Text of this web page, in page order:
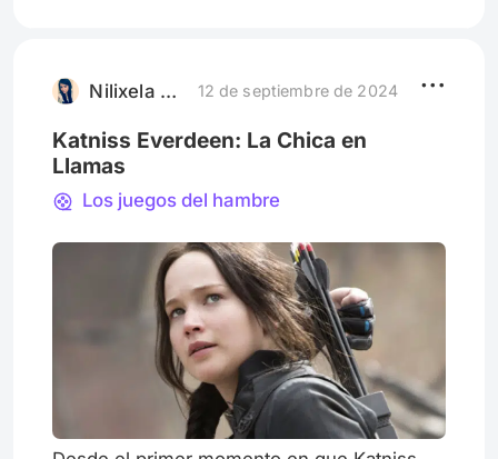
¿Veremos alguna otra vez una p
Nilixela hernandez 12 de septiembre de 2024
Katniss Everdeen: La Chica en
Llamas
Los juegos del hambre